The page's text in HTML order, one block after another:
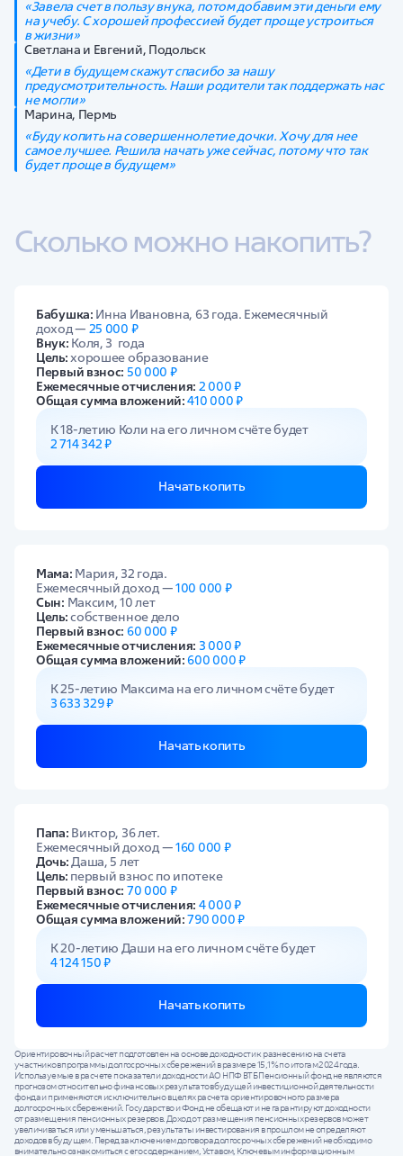
«Завела счет в пользу внука, потом добавим эти деньги ему
на учебу. С хорошей профессией будет проще устроиться
в жизни»
Светлана и Евгений, Подольск
«Дети в будущем скажут спасибо за нашу
предусмотрительность. Наши родители так поддержать нас
не могли»
Марина, Пермь
«Буду копить на совершеннолетие дочки. Хочу для нее
самое лучшее. Решила начать уже сейчас, потому что так
будет проще в будущем»
Сколько можно накопить?
Бабушка: Инна Ивановна, 63 года. Ежемесячный
доход — 25 000 ₽
Внук: Коля, 3 года
Цель:хорошее образование
Первый взнос: 50 000 ₽
Ежемесячные отчисления: 2 000 ₽
Общая сумма вложений:410 000 ₽
К 18-летию Коли на его личном счёте будет
2 714 342 ₽
Начать копить
Мама: Мария, 32 года.
Ежемесячный доход —100 000 ₽
Сын: Максим, 10 лет
Цель:собственное дело
Первый взнос: 60 000 ₽
Ежемесячные отчисления: 3 000 ₽
Общая сумма вложений:600 000 ₽
К 25-летию Максима на его личном счёте будет
3 633 329 ₽
Начать копить
Папа: Виктор, 36 лет.
Ежемесячный доход —160 000 ₽
Дочь:Даша, 5 лет
Цель: первый взнос по ипотеке
Первый взнос: 70 000 ₽
Ежемесячные отчисления: 4 000 ₽
Общая сумма вложений:790 000 ₽
К 20-летию Даши на его личном счёте будет
4 124 150 ₽
Начать копить
Ориентировочный расчет подготовлен на основе доходности к разнесению на счета
участников программы долгосрочных сбережений в размере 15,1% по итогам 2024 года.
Используемые в расчете показатели доходности АО НПФ ВТБ Пенсионный фонд не являются
прогнозом относительно финансовых результатов будущей инвестиционной деятельности
фонда и применяются исключительно в целях расчета ориентировочного размера
долгосрочных сбережений. Государство и Фонд не обещают и не гарантируют доходности
от размещения пенсионных резервов. Доход от размещения пенсионных резервов может
увеличиваться или уменьшаться, результаты инвестирования в прошлом не определяют
доходов в будущем. Перед заключением договора долгосрочных сбережений необходимо
внимательно ознакомиться с его содержанием, Уставом, Ключевым информационным